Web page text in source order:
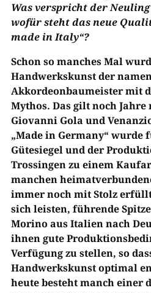
Was verspricht der
wofür steht das neue
made in Italy“?
Schon so manches Mal
Handwerkskunst der
Akkordeonbaumeister mit
Mythos. Das gilt noch Jahre
Giovanni Gola und
„Made in Germany“ wurde
Gütesiegel und der
Trossingen zu einem
manchen
immer noch mit Stolz
sich leisten, führende
Morino aus Italien nach
ihnen gute
Verfügung zu stellen, so
Handwerkskunst optimal
heute besteht manch einer